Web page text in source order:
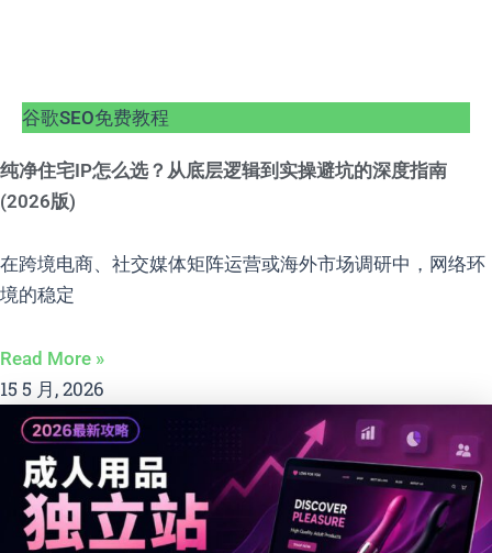
谷歌SEO免费教程
纯净住宅IP怎么选？从底层逻辑到实操避坑的深度指南
(2026版)
在跨境电商、社交媒体矩阵运营或海外市场调研中，网络环
境的稳定
Read More »
15 5 月, 2026